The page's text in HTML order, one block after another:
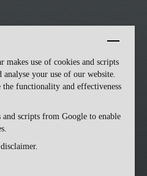
use of cookies and scripts
your use of our website.
functionality and effectiveness
scripts from Google to enable
ivengi